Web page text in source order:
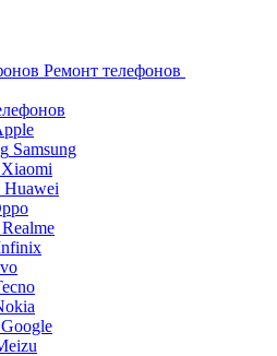
Ремонт телефонов
Samsung
Xiaomi
Huawei
Realme
Google